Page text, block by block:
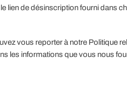
lien de désinscription fourni dans
vous reporter à notre Politique
les informations que vous nous